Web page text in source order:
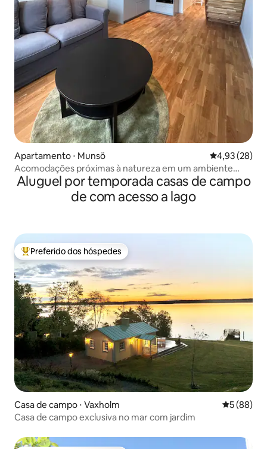
Apartamento ⋅ Munsö 4,93 de uma
4,93 (28)
Acomodações próximas à natureza em um ambiente
único. Apartamento verde
Aluguel por temporada casas de campo
de com acesso a lago
Entre os melhores preferidos dos hóspedes
Preferido dos hóspedes
Casa de campo ⋅ Vaxholm 5 de uma
5 (88)
Casa de campo exclusiva no mar com jardim